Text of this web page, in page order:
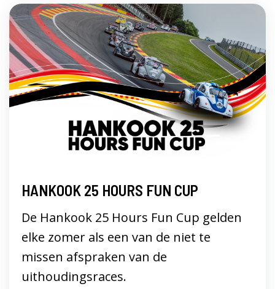
HANKOOK 25 HOURS FUN CUP
De Hankook 25 Hours Fun Cup gelden
elke zomer als een van de niet te
missen afspraken van de
uithoudingsraces.